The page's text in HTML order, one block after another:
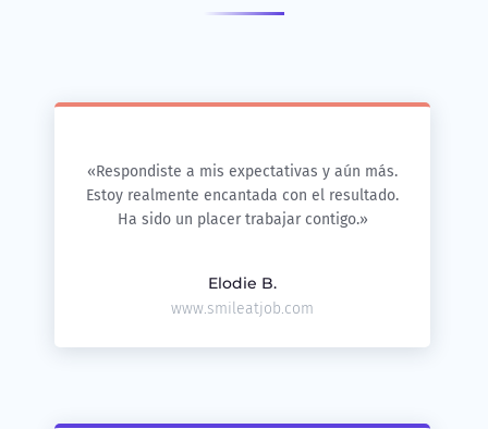
«Respondiste a mis expectativas y aún más.
Estoy realmente encantada con el resultado.
Ha sido un placer trabajar contigo.»
Elodie B.
www.smileatjob.com